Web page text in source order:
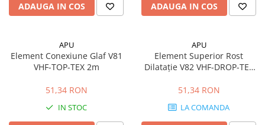
ADAUGA IN COS ADAUGA IN COS
APU
Element Conexiune Glaf V81
VHF-TOP-TEX 2m
51,34 RON
IN STOC
APU
Element Superior Rost
Dilatație V82 VHF-DROP-TEX
51,34 RON
LA COMANDA